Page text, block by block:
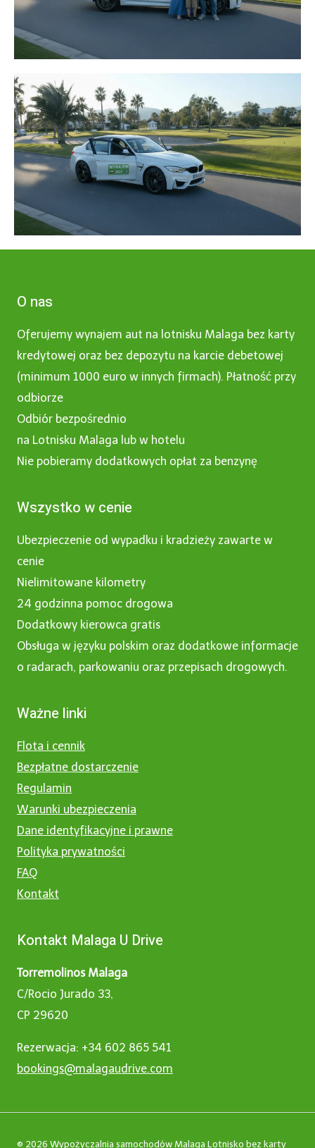
O nas
Oferujemy wynajem aut na lotnisku Malaga bez karty
kredytowej oraz bez depozytu na karcie debetowej
(minimum 1000 euro w innych firmach). Płatność przy
odbiorze
Odbiór bezpośrednio
na Lotnisku Malaga lub w hotelu
Nie pobieramy dodatkowych opłat za benzynę
Wszystko w cenie
Ubezpieczenie od wypadku i kradzieży zawarte w
cenie
Nielimitowane kilometry
24 godzinna pomoc drogowa
Dodatkowy kierowca gratis
Obsługa w języku polskim oraz dodatkowe informacje
o radarach, parkowaniu oraz przepisach drogowych.
Ważne linki
Flota i cennik
Bezpłatne dostarczenie
Regulamin
Warunki ubezpieczenia
Dane identyfikacyjne i prawne
Polityka prywatności
FAQ
Kontakt
Kontakt Malaga U Drive
Torremolinos Malaga
C/Rocio Jurado 33,
CP 29620
Rezerwacja: +34 602 865 541
bookings@malagaudrive.com
© 2026 Wypożyczalnia samochodów Malaga Lotnisko bez karty